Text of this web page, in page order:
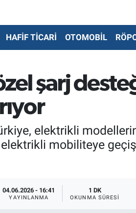
HAFİF TİCARİ OTOMOBİL
şarj
elektrikli
mobiliteye
04.06.2026 - 16:41
YAYINLANMA
1 DK
OKUNMA SÜRESI